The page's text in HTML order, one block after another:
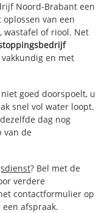
Noord-Brabant een
van een
wastafel of riool. Net
en met
goed doorspoelt, u
snel vol water loopt.
dag nog
van de
? Bel met de
verdere
contactformulier op
afspraak.